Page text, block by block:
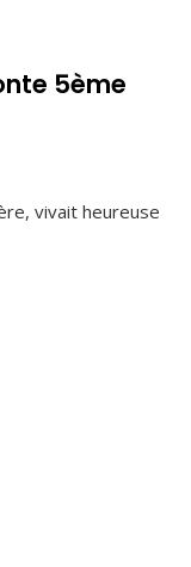
5ème
vivait heureuse